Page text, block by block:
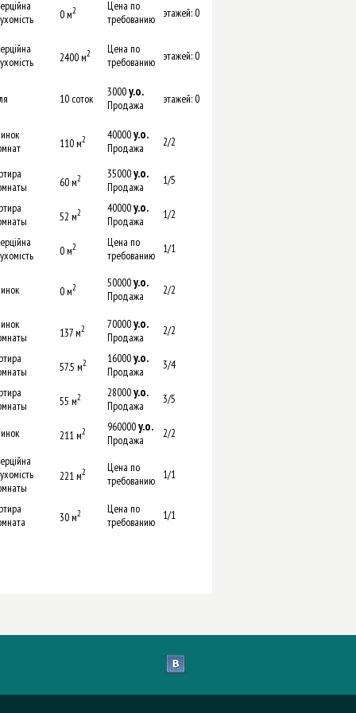
0 м2
Цена по
требованию
этажей: 0
2400 м2
Цена по
требованию
этажей: 0
10 соток 3000y.о.
Продажа этажей: 0
110 м2 40000y.о.
Продажа 2/2
60 м2 35000y.о.
Продажа
1/5
52 м2 40000y.о.
Продажа
1/2
0 м2
Цена по
требованию
1/1
0 м2 50000y.о.
Продажа 2/2
137 м2 70000y.о.
Продажа
2/2
57.5 м2 16000y.о.
Продажа
3/4
55 м2 28000y.о.
Продажа 3/5
211 м2 960000y.о.
Продажа
2/2
221 м2
Цена по
требованию
1/1
30 м2
Цена по
требованию
1/1